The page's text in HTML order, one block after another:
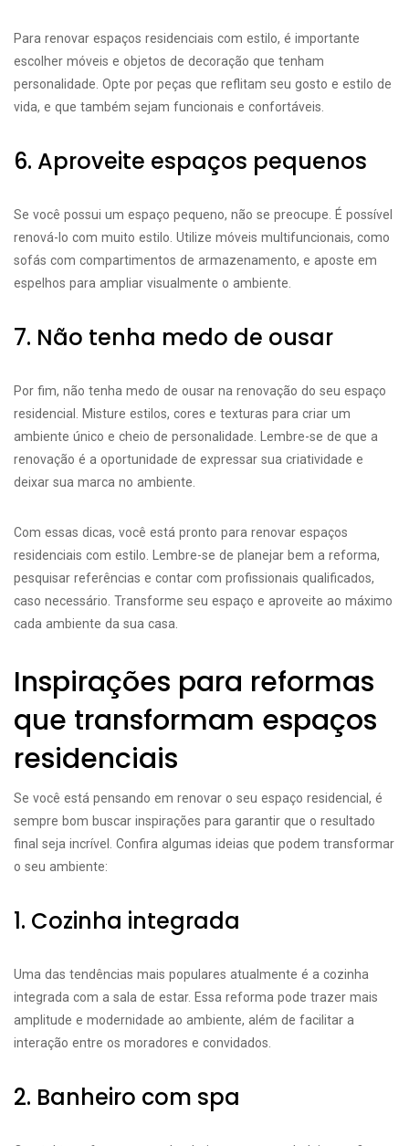
Para renovar espaços residenciais com estilo, é importante
escolher móveis e objetos de decoração que tenham
personalidade. Opte por peças que reflitam seu gosto e estilo de
vida, e que também sejam funcionais e confortáveis.
6. Aproveite espaços pequenos
Se você possui um espaço pequeno, não se preocupe. É possível
renová-lo com muito estilo. Utilize móveis multifuncionais, como
sofás com compartimentos de armazenamento, e aposte em
espelhos para ampliar visualmente o ambiente.
7. Não tenha medo de ousar
Por fim, não tenha medo de ousar na renovação do seu espaço
residencial. Misture estilos, cores e texturas para criar um
ambiente único e cheio de personalidade. Lembre-se de que a
renovação é a oportunidade de expressar sua criatividade e
deixar sua marca no ambiente.
Com essas dicas, você está pronto para renovar espaços
residenciais com estilo. Lembre-se de planejar bem a reforma,
pesquisar referências e contar com profissionais qualificados,
caso necessário. Transforme seu espaço e aproveite ao máximo
cada ambiente da sua casa.
Inspirações para reformas
que transformam espaços
residenciais
Se você está pensando em renovar o seu espaço residencial, é
sempre bom buscar inspirações para garantir que o resultado
final seja incrível. Confira algumas ideias que podem transformar
o seu ambiente:
1. Cozinha integrada
Uma das tendências mais populares atualmente é a cozinha
integrada com a sala de estar. Essa reforma pode trazer mais
amplitude e modernidade ao ambiente, além de facilitar a
interação entre os moradores e convidados.
2. Banheiro com spa